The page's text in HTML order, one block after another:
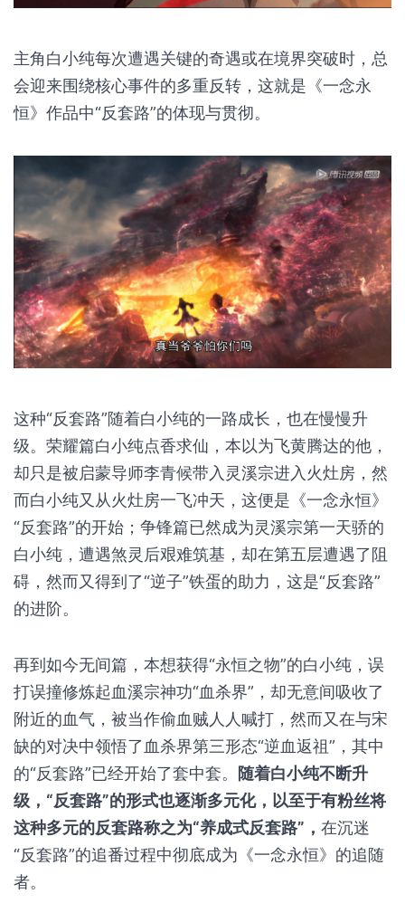
主角白小纯每次遭遇关键的奇遇或在境界突破时，总
会迎来围绕核心事件的多重反转，这就是《一念永
恒》作品中“反套路”的体现与贯彻。
这种“反套路”随着白小纯的一路成长，也在慢慢升
级。荣耀篇白小纯点香求仙，本以为飞黄腾达的他，
却只是被启蒙导师李青候带入灵溪宗进入火灶房，然
而白小纯又从火灶房一飞冲天，这便是《一念永恒》
白小纯，遭遇煞灵后艰难筑基，却在第五层遭遇了阻
碍，然而又得到了“逆子”铁蛋的助力，这是“反套路”
的进阶。
再到如今无间篇，本想获得“永恒之物”的白小纯，误
打误撞修炼起血溪宗神功“血杀界”，却无意间吸收了
附近的血气，被当作偷血贼人人喊打，然而又在与宋
缺的对决中领悟了血杀界第三形态“逆血返祖”，其中
的“反套路”已经开始了套中套。